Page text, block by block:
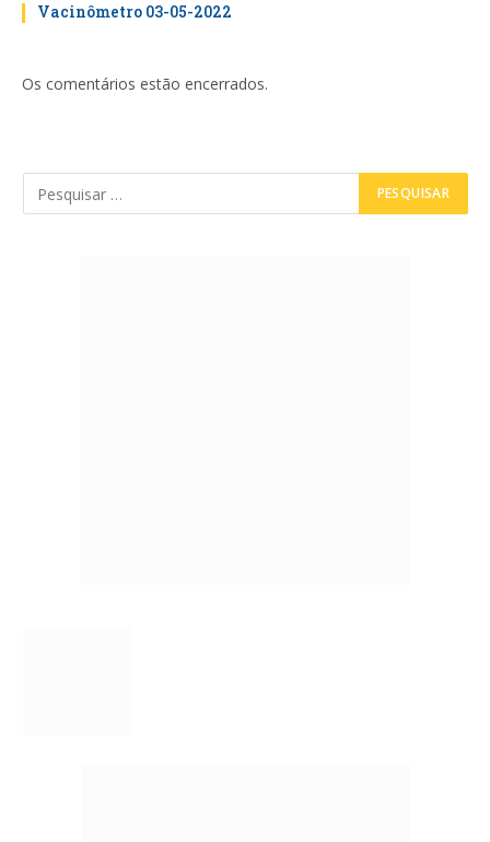
Vacinômetro 03-05-2022
Os comentários estão encerrados.